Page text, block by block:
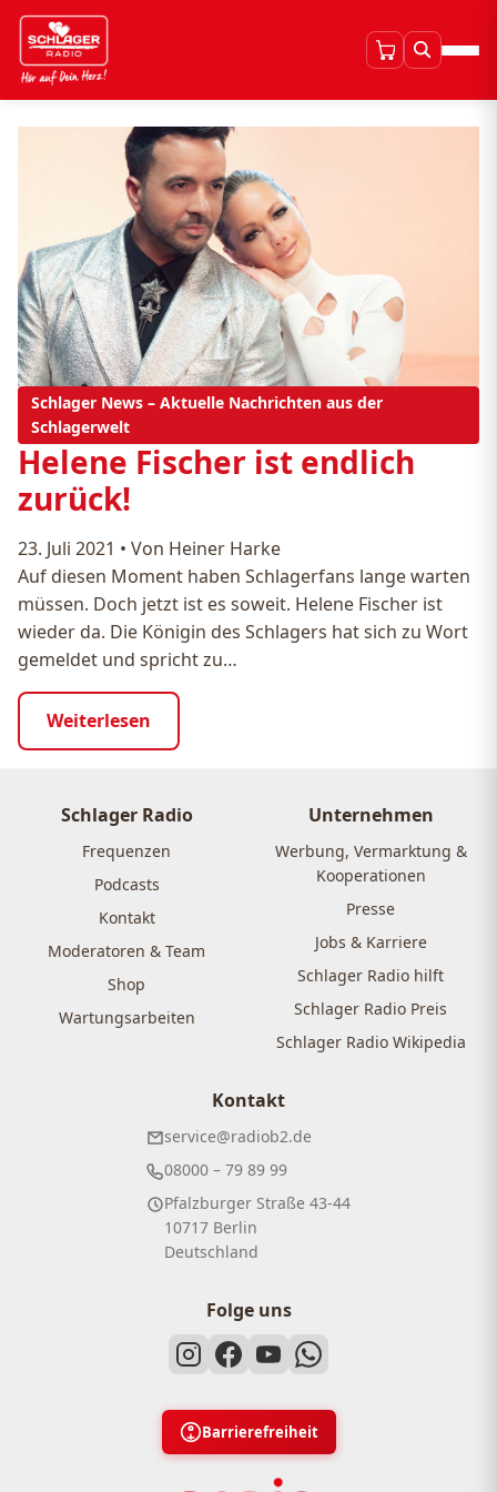
Schlager News – Aktuelle Nachrichten aus der
Schlagerwelt
Helene Fischer ist endlich
zurück!
23. Juli 2021 • Von Heiner Harke
Auf diesen Moment haben Schlagerfans lange warten
müssen. Doch jetzt ist es soweit. Helene Fischer ist
wieder da. Die Königin des Schlagers hat sich zu Wort
gemeldet und spricht zu…
Weiterlesen
Schlager Radio
Frequenzen
Podcasts
Kontakt
Moderatoren & Team
Shop
Wartungsarbeiten
Unternehmen
Werbung, Vermarktung &
Kooperationen
Presse
Jobs & Karriere
Schlager Radio hilft
Schlager Radio Preis
Schlager Radio Wikipedia
Kontakt
service@radiob2.de
08000 – 79 89 99
Pfalzburger Straße 43-44
10717 Berlin
Deutschland
Folge uns
Barrierefreiheit